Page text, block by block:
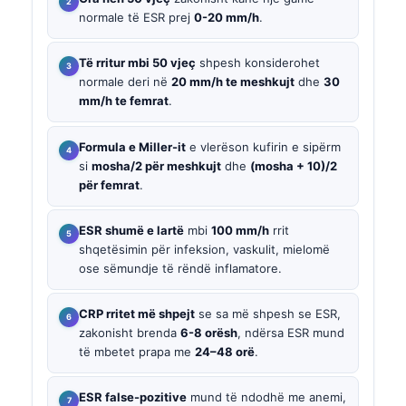
normale të ESR prej 0-20 mm/h.
Të rritur mbi 50 vjeç shpesh konsiderohet
normale deri në 20 mm/h te meshkujt dhe 30
mm/h te femrat.
Formula e Miller-it e vlerëson kufirin e sipërm
si mosha/2 për meshkujt dhe (mosha + 10)/2
për femrat.
ESR shumë e lartë mbi 100 mm/h rrit
shqetësimin për infeksion, vaskulit, mielomë
ose sëmundje të rëndë inflamatore.
CRP rritet më shpejt se sa më shpesh se ESR,
zakonisht brenda 6-8 orësh, ndërsa ESR mund
të mbetet prapa me 24–48 orë.
ESR false-pozitive mund të ndodhë me anemi,